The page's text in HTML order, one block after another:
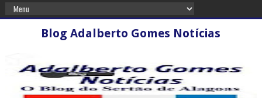
Blog Adalberto Gomes Notícias